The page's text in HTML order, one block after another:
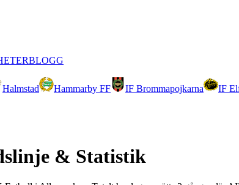
BLOGG
Halmstad Hammarby FF IF Brommapojkarna IF
& Statistik